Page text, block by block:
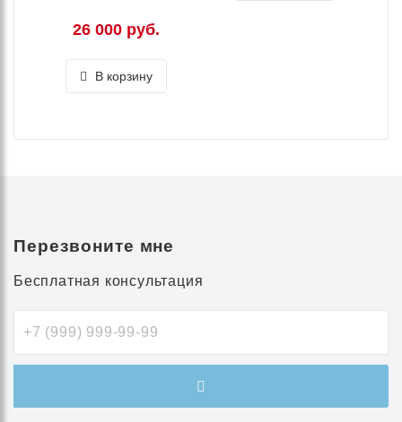
26 000 руб.
В корзину
Перезвоните мне
Бесплатная консультация